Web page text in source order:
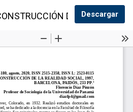
del artículo DE LADescargar